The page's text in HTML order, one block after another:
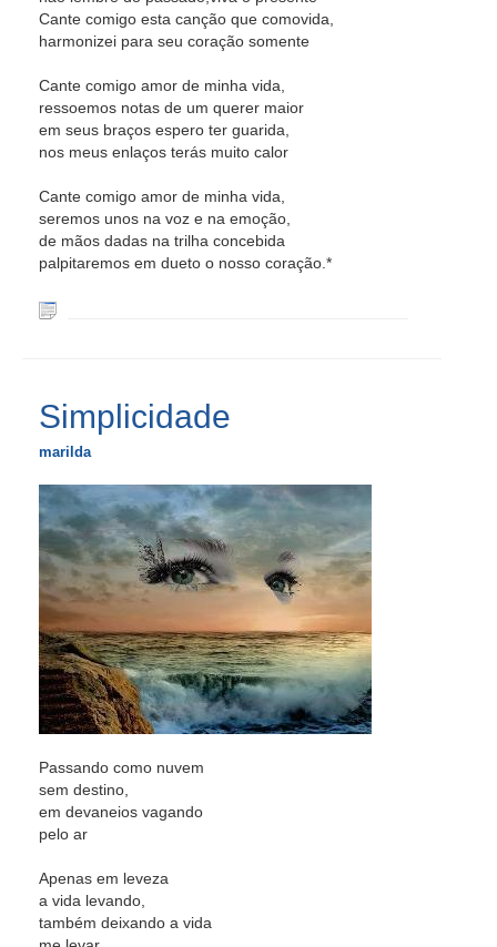
Cante comigo esta canção que comovida,
harmonizei para seu coração somente
Cante comigo amor de minha vida,
ressoemos notas de um querer maior
em seus braços espero ter guarida,
nos meus enlaços terás muito calor
Cante comigo amor de minha vida,
seremos unos na voz e na emoção,
de mãos dadas na trilha concebida
palpitaremos em dueto o nosso coração.*
Simplicidade
marilda
Passando como nuvem
sem destino,
em devaneios vagando
pelo ar
Apenas em leveza
a vida levando,
também deixando a vida